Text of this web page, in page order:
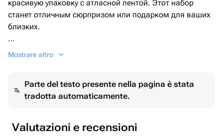
Дизайн также можно обговорить после оформления
заказа.
красивую упаковку с атласной лентой. Этот набор
станет отличным сюрпризом или подарком для ваших
близких.
Наш бенто торт можно подарить на любое
показать знак внимания и признаться в любви своей
второй половинке.
Наш бенто торт и капкейки упакованы в красивую
коробку с окошком и украшены атласной лентой.
Mostrare altro
Parte del testo presente nella pagina è stata
tradotta automaticamente.
Valutazioni e recensioni